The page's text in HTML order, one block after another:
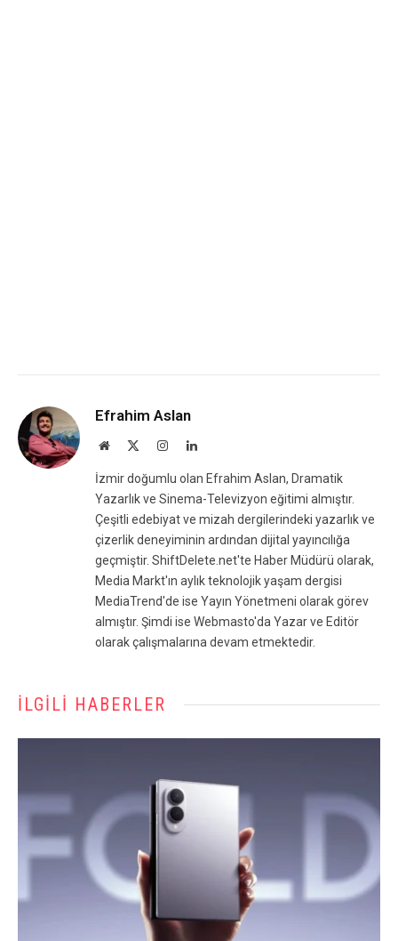
Efrahim Aslan
Website InstagramLinkedIn
İzmir doğumlu olan Efrahim Aslan, Dramatik
Yazarlık ve Sinema-Televizyon eğitimi almıştır.
Çeşitli edebiyat ve mizah dergilerindeki yazarlık ve
çizerlik deneyiminin ardından dijital yayıncılığa
geçmiştir. ShiftDelete.net'te Haber Müdürü olarak,
Media Markt'ın aylık teknolojik yaşam dergisi
MediaTrend'de ise Yayın Yönetmeni olarak görev
almıştır. Şimdi ise Webmasto'da Yazar ve Editör
olarak çalışmalarına devam etmektedir.
İLGILI HABERLER